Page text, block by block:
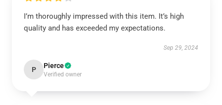
I’m thoroughly impressed with this item. It’s high
quality and has exceeded my expectations.
Sep 29, 2024
P Pierce
Verified owner